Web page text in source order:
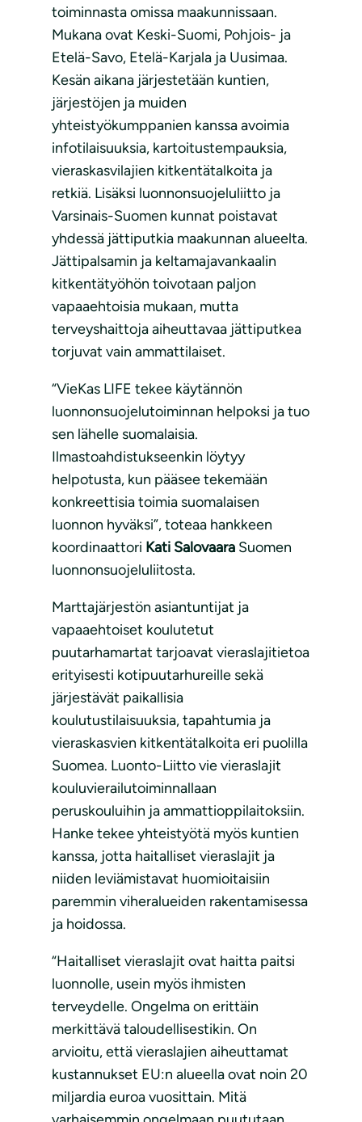
toiminnasta omissa maakunnissaan.
Mukana ovat Keski-Suomi, Pohjois- ja
Etelä-Savo, Etelä-Karjala ja Uusimaa.
Kesän aikana järjestetään kuntien,
järjestöjen ja muiden
yhteistyökumppanien kanssa avoimia
infotilaisuuksia, kartoitustempauksia,
vieraskasvilajien kitkentätalkoita ja
retkiä. Lisäksi luonnonsuojeluliitto ja
Varsinais-Suomen kunnat poistavat
yhdessä jättiputkia maakunnan alueelta.
Jättipalsamin ja keltamajavankaalin
kitkentätyöhön toivotaan paljon
vapaaehtoisia mukaan, mutta
terveyshaittoja aiheuttavaa jättiputkea
torjuvat vain ammattilaiset.
“VieKas LIFE tekee käytännön
luonnonsuojelutoiminnan helpoksi ja tuo
sen lähelle suomalaisia.
Ilmastoahdistukseenkin löytyy
helpotusta, kun pääsee tekemään
konkreettisia toimia suomalaisen
luonnon hyväksi”, toteaa hankkeen
koordinaattori Kati Salovaara Suomen
luonnonsuojeluliitosta.
Marttajärjestön asiantuntijat ja
vapaaehtoiset koulutetut
puutarhamartat tarjoavat vieraslajitietoa
erityisesti kotipuutarhureille sekä
järjestävät paikallisia
koulutustilaisuuksia, tapahtumia ja
vieraskasvien kitkentätalkoita eri puolilla
Suomea. Luonto-Liitto vie vieraslajit
kouluvierailutoiminnallaan
peruskouluihin ja ammattioppilaitoksiin.
Hanke tekee yhteistyötä myös kuntien
kanssa, jotta haitalliset vieraslajit ja
niiden leviämistavat huomioitaisiin
paremmin viheralueiden rakentamisessa
ja hoidossa.
“Haitalliset vieraslajit ovat haitta paitsi
luonnolle, usein myös ihmisten
terveydelle. Ongelma on erittäin
merkittävä taloudellisestikin. On
arvioitu, että vieraslajien aiheuttamat
kustannukset EU:n alueella ovat noin 20
miljardia euroa vuosittain. Mitä